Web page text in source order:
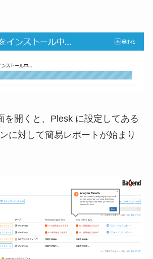
を開くと、Plesk に設定してある
に対して簡易レポートが始まり